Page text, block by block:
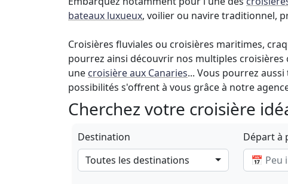
bateaux luxueux, voilier ou navire traditionnel,
Croisières fluviales ou croisières maritimes,
pourrez ainsi découvrir nos multiples croisières
une croisière aux Canaries... Vous pourrez
possibilités s'offrent à vous grâce à notre
Cherchez votre croisière
Destination
Toutes les destinations
Départ à